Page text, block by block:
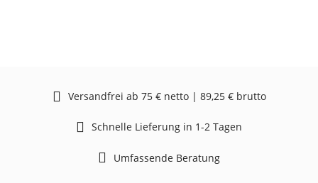
Versandfrei ab 75 € netto | 89,25 € brutto
Schnelle Lieferung in 1-2 Tagen
Umfassende Beratung